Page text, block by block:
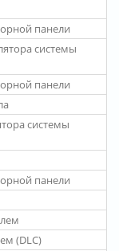
панели
системы
панели
системы
панели
(DLC)